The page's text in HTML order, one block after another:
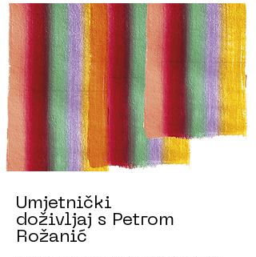
Umjetnički
doživljaj s Petrom
Rožanić